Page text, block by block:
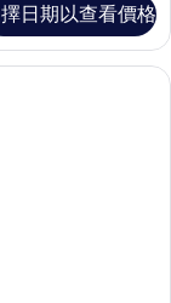
日期以查看價格
內保險箱、書桌、筆